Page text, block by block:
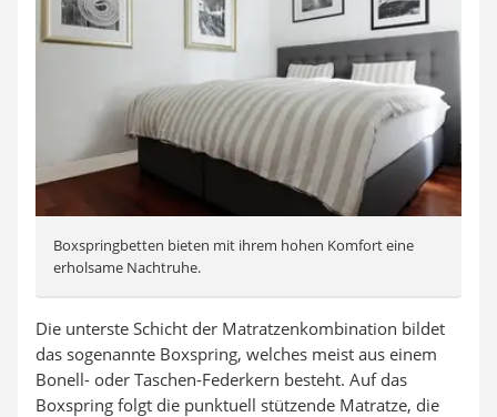
Boxspringbetten bieten mit ihrem hohen Komfort eine
erholsame Nachtruhe.
Die unterste Schicht der Matratzenkombination bildet
das sogenannte Boxspring, welches meist aus einem
Bonell- oder Taschen-Federkern besteht. Auf das
Boxspring folgt die punktuell stützende Matratze, die